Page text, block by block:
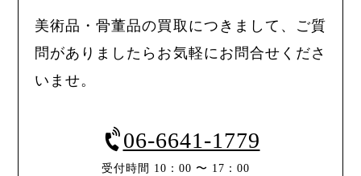
美術品・骨董品の買取につきまして、ご質
問がありましたらお気軽にお問合せくださ
いませ。
06-6641-1779
受付時間 10：00 〜 17：00